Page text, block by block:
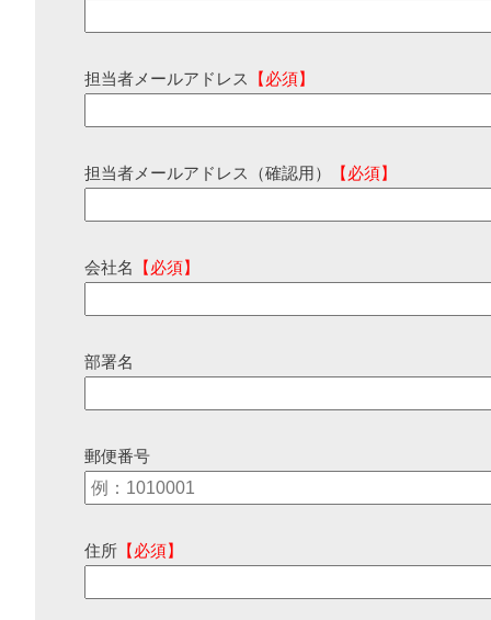
担当者メールアドレス 【必須】
担当者メールアドレス（確認用） 【必須】
会社名 【必須】
部署名
郵便番号
住所 【必須】